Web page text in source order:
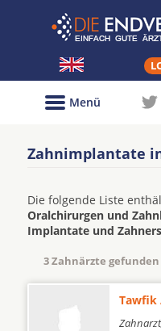
Menü
Zahnimplantate
Die folgende Liste
Oralchirurgen und
Implantate und
3 Zahnärzte gefunden
Tawfik